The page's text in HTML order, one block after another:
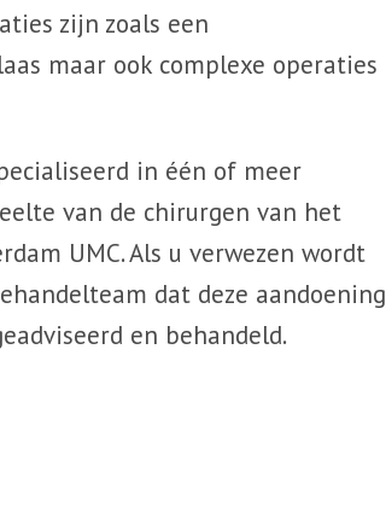
zijn zoals een
maar ook complexe operaties
in één of meer
van de chirurgen van het
UMC. Als u verwezen wordt
dat deze aandoening
en behandeld.